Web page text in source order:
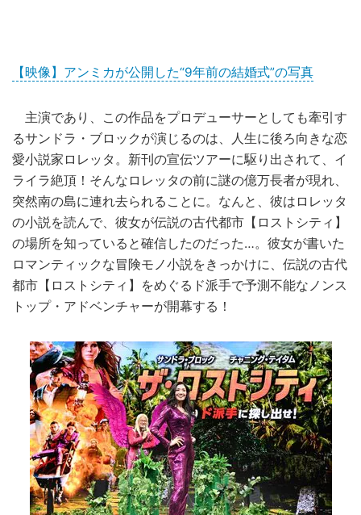
【映像】アンミカが公開した“9年前の結婚式”の写真
主演であり、この作品をプロデューサーとしても牽引す
るサンドラ・ブロックが演じるのは、人生に後ろ向きな恋
愛小説家ロレッタ。新刊の宣伝ツアーに駆り出されて、イ
ライラ絶頂！そんなロレッタの前に謎の億万長者が現れ、
突然南の島に連れ去られることに。なんと、彼はロレッタ
の小説を読んで、彼女が伝説の古代都市【ロストシティ】
の場所を知っていると確信したのだった…。彼女が書いた
ロマンティックな冒険モノ小説をきっかけに、伝説の古代
都市【ロストシティ】をめぐるド派手で予測不能なノンス
トップ・アドベンチャーが開幕する！